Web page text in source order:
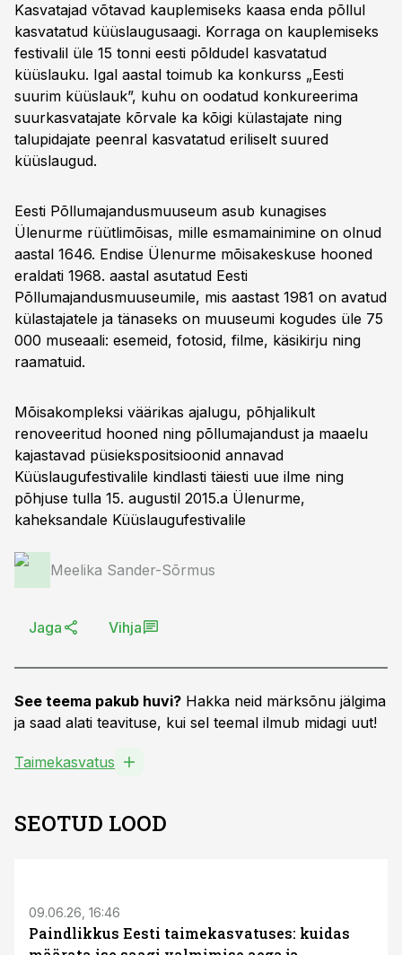
Kasvatajad võtavad kauplemiseks kaasa enda põllul
kasvatatud küüslaugusaagi. Korraga on kauplemiseks
festivalil üle 15 tonni eesti põldudel kasvatatud
küüslauku. Igal aastal toimub ka konkurss „Eesti
suurim küüslauk”, kuhu on oodatud konkureerima
suurkasvatajate kõrvale ka kõigi külastajate ning
talupidajate peenral kasvatatud eriliselt suured
küüslaugud.
Eesti Põllumajandusmuuseum asub kunagises
Ülenurme rüütlimõisas, mille esmamainimine on olnud
aastal 1646. Endise Ülenurme mõisakeskuse hooned
eraldati 1968. aastal asutatud Eesti
Põllumajandusmuuseumile, mis aastast 1981 on avatud
külastajatele ja tänaseks on muuseumi kogudes üle 75
000 museaali: esemeid, fotosid, filme, käsikirju ning
raamatuid.
Mõisakompleksi väärikas ajalugu, põhjalikult
renoveeritud hooned ning põllumajandust ja maaelu
kajastavad püsiekspositsioonid annavad
Küüslaugufestivalile kindlasti täiesti uue ilme ning
põhjuse tulla 15. augustil 2015.a Ülenurme,
kaheksandale Küüslaugufestivalile
Meelika Sander-Sõrmus
Jaga Vihja
See teema pakub huvi? Hakka neid märksõnu jälgima
ja saad alati teavituse, kui sel teemal ilmub midagi uut!
Taimekasvatus
SEOTUD LOOD
09.06.26, 16:46
Paindlikkus Eesti taimekasvatuses: kuidas